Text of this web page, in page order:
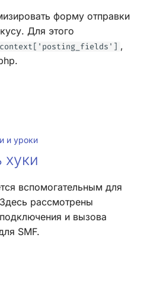
форму отправки
Для этого
,
и уроки
хуки
вспомогательным для
рассмотрены
и вызова
SMF.